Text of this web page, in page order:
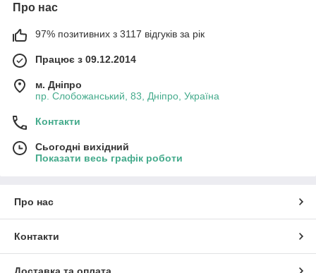
Про нас
97% позитивних з 3117 відгуків за рік
Працює з 09.12.2014
м. Дніпро
пр. Слобожанський, 83, Дніпро, Україна
Контакти
Сьогодні вихідний
Показати весь графік роботи
Про нас
Контакти